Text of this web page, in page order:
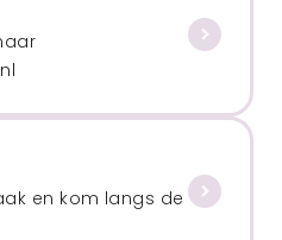
en kom langs de